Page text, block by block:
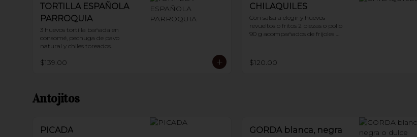
TORTILLA ESPAÑOLA
PARROQUIA
3 huevos tortilla bañada en
consomé, pechuga de pavo
natural y chiles toreados.
$139.00
CHILAQUILES
Con salsa a elegir y huevos
revueltos o fritos 2 piezas o pollo
90 g acompañados de frijoles
$120.00
Antojitos
PICADA
GORDA blanca, negra